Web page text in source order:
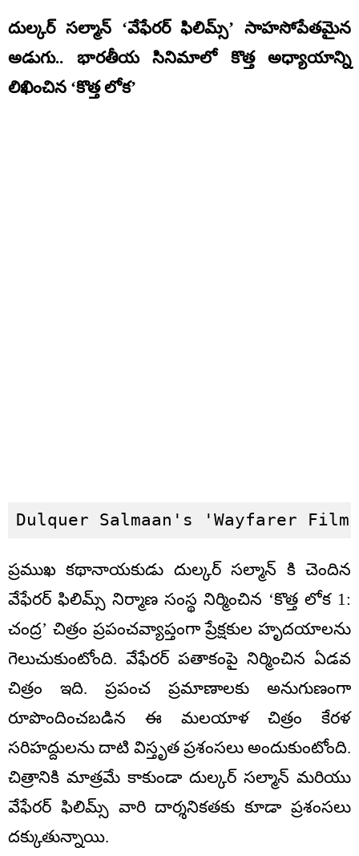
దుల్కర్ సల్మాన్ ‘వేఫేరర్ ఫిలిమ్స్’ సాహసోపేతమైన
అడుగు.. భారతీయ సినిమాలో కొత్త అధ్యాయాన్ని
లిఖించిన ‘కొత్త లోక’
Dulquer Salmaan's 'Wayfarer
ప్రముఖ కథానాయకుడు దుల్కర్ సల్మాన్ కి చెందిన
వేఫేరర్ ఫిలిమ్స్ నిర్మాణ సంస్థ నిర్మించిన ‘కొత్త లోక 1:
చంద్ర’ చిత్రం ప్రపంచవ్యాప్తంగా ప్రేక్షకుల హృదయాలను
గెలుచుకుంటోంది. వేఫేరర్ పతాకంపై నిర్మించిన ఏడవ
చిత్రం ఇది. ప్రపంచ ప్రమాణాలకు అనుగుణంగా
రూపొందించబడిన ఈ మలయాళ చిత్రం కేరళ
సరిహద్దులను దాటి విస్తృత ప్రశంసలు అందుకుంటోంది.
చిత్రానికి మాత్రమే కాకుండా దుల్కర్ సల్మాన్ మరియు
వేఫేరర్ ఫిలిమ్స్ వారి దార్శనికతకు కూడా ప్రశంసలు
దక్కుతున్నాయి.